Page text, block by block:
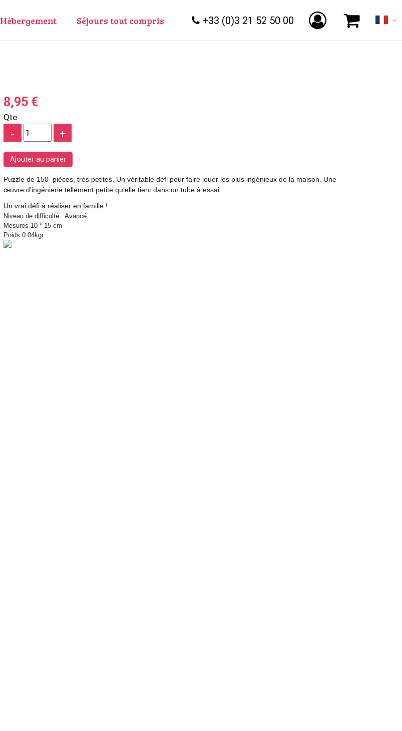
Hébergement Séjours tout compris +33 (0)3 21 52 50 00
8,95 €
Qte :
- +
Puzzle de 150 pièces, très petites. Un véritable défi pour faire jouer les plus ingénieux de la maison. Une
œuvre d’ingénierie tellement petite qu’elle tient dans un tube à essai.
Un vrai défi à réaliser en famille !
Niveau de difficulté : Avancé
Mesures 10 * 15 cm
Poids 0.04kgr